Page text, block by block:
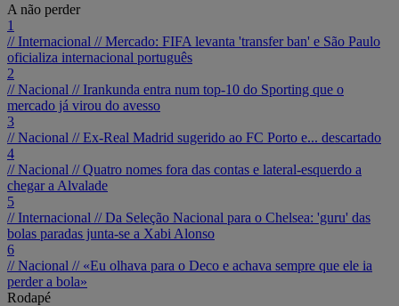
A não perder
1
// Internacional //Mercado: FIFA levanta 'transfer ban' e São Paulo
oficializa internacional português
2
// Nacional //Irankunda entra num top-10 do Sporting que o
mercado já virou do avesso
3
// Nacional //Ex-Real Madrid sugerido ao FC Porto e... descartado
4
// Nacional //Quatro nomes fora das contas e lateral-esquerdo a
chegar a Alvalade
5
// Internacional //Da Seleção Nacional para o Chelsea: 'guru' das
bolas paradas junta-se a Xabi Alonso
6
// Nacional // «Eu olhava para o Deco e achava sempre que ele ia
perder a bola»
Rodapé